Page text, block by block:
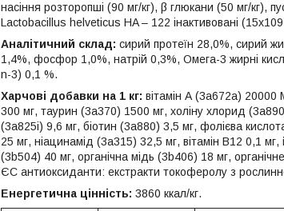
насіння розторопші (90 мг/кг), β глюкани (50 мг/кг),
Lactobacillus helveticus HA – 122 інактивовані (15х109
Аналітичний склад: сирий протеїн 28,0%, сирий
1,4%, фосфор 1,0%, натрій 0,3%, Омега-3 жирні
n-3) 0,1 %.
Харчові добавки на 1 кг: вітамін А (3a672a) 20000
300 мг, таурин (3a370) 1500 мг, холіну хлорид
(3a825i) 9,6 мг, біотин (3a880) 3,5 мг, фолієва
25 мг, ніацинамід (3a315) 32,5 мг, вітамін B12 0,1
(3b504) 40 мг, органічна мідь (3b406) 18 мг,
ЄС антиоксиданти: екстракти токоферолу з
Енергетична цінність: 3860 ккал/кг.